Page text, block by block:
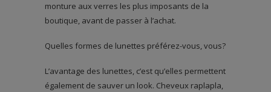
monture aux verres les plus imposants de la
boutique, avant de passer à l’achat.
Quelles formes de lunettes préférez-vous, vous?
L’avantage des lunettes, c’est qu’elles permettent
également de sauver un look. Cheveux raplapla,